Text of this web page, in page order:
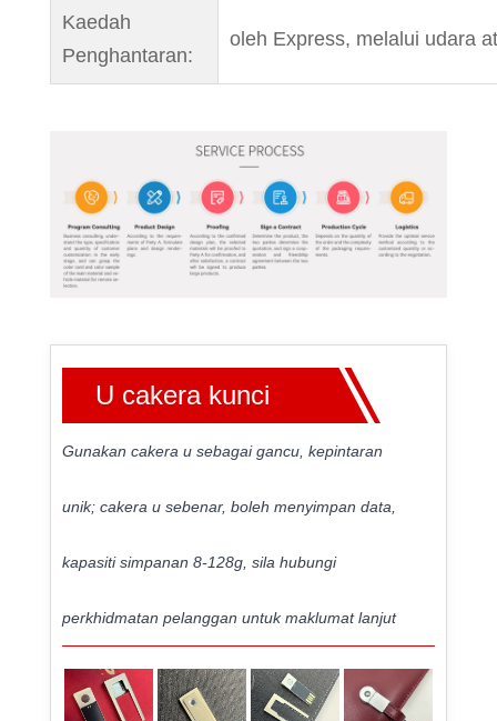
Kaedah
Penghantaran:
oleh Express, melalui udara
U cakera kunci
Gunakan cakera u sebagai gancu, kepintaran
unik; cakera u sebenar, boleh menyimpan data,
kapasiti simpanan 8-128g, sila hubungi
perkhidmatan pelanggan untuk maklumat lanjut